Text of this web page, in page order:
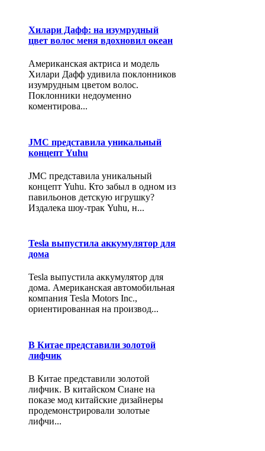
Хилари Дафф: на изумрудный
цвет волос меня вдохновил океан
Американская актриса и модель
Хилари Дафф удивила поклонников
изумрудным цветом волос.
Поклонники недоуменно
коментирова...
JMC представила уникальный
концепт Yuhu
JMC представила уникальный
концепт Yuhu. Кто забыл в одном из
павильонов детскую игрушку?
Издалека шоу-трак Yuhu, н...
Tesla выпустила аккумулятор для
дома
Tesla выпустила аккумулятор для
дома. Американская автомобильная
компания Tesla Motors Inc.,
ориентированная на производ...
В Китае представили золотой
лифчик
В Китае представили золотой
лифчик. В китайском Сиане на
показе мод китайские дизайнеры
продемонстрировали золотые
лифчи...